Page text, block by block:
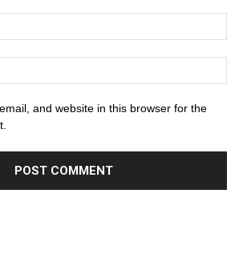
and website in this browser for the